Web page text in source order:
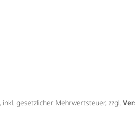
inkl. gesetzlicher Mehrwertsteuer, zzgl.